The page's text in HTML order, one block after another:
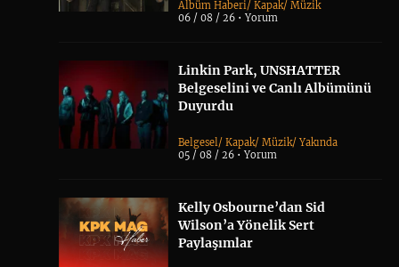
Albüm Haberi/Kapak/Müzik
06 / 08 / 26 •Yorum
Linkin Park, UNSHATTER
Belgeselini ve Canlı Albümünü
Duyurdu
Belgesel/Kapak/Müzik/Yakında
05 / 08 / 26 •Yorum
Kelly Osbourne’dan Sid
Wilson’a Yönelik Sert
Paylaşımlar